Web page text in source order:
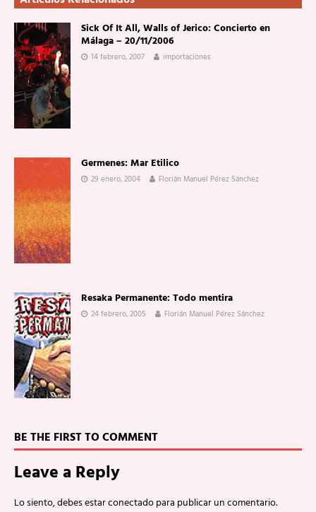
Sick Of It All, Walls of Jerico: Concierto en
Málaga – 20/11/2006
14 febrero, 2007 importaciones
Germenes: Mar Etilico
29 enero, 2004 Florián Manuel Pérez Sánchez
Resaka Permanente: Todo mentira
24 febrero, 2005 Florián Manuel Pérez Sánchez
BE THE FIRST TO COMMENT
Leave a Reply
Lo siento, debes estarconectadopara publicar un comentario.